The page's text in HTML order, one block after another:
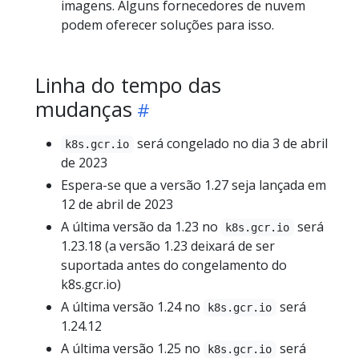
imagens. Alguns fornecedores de nuvem
podem oferecer soluções para isso.
Linha do tempo das
mudanças
k8s.gcr.io
será congelado no dia 3 de abril
de 2023
Espera-se que a versão 1.27 seja lançada em
12 de abril de 2023
A última versão da 1.23 no
k8s.gcr.io
será
1.23.18 (a versão 1.23 deixará de ser
suportada antes do congelamento do
k8s.gcr.io)
A última versão 1.24 no
k8s.gcr.io
será
1.24.12
A última versão 1.25 no
k8s.gcr.io
será